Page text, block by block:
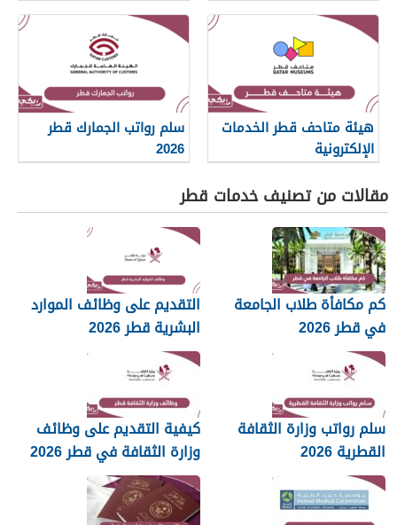
هيئة متاحف قطر الخدمات
الإلكترونية
سلم رواتب الجمارك قطر
2026
مقالات من تصنيف خدمات قطر
كم مكافأة طلاب الجامعة
في قطر 2026
التقديم على وظائف الموارد
البشرية قطر 2026
سلم رواتب وزارة الثقافة
القطرية 2026
كيفية التقديم على وظائف
وزارة الثقافة في قطر 2026